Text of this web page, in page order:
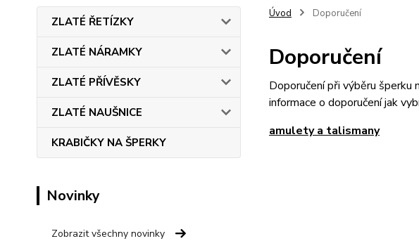
ZLATÉ ŘETÍZKY
ZLATÉ NÁRAMKY
ZLATÉ PŘÍVĚSKY
ZLATÉ NAUŠNICE
KRABIČKY NA ŠPERKY
Novinky
Zobrazit všechny novinky
Úvod Doporučení
Doporučení
Doporučení při výběru šperku
informace o doporučení jak
amulety a talismany